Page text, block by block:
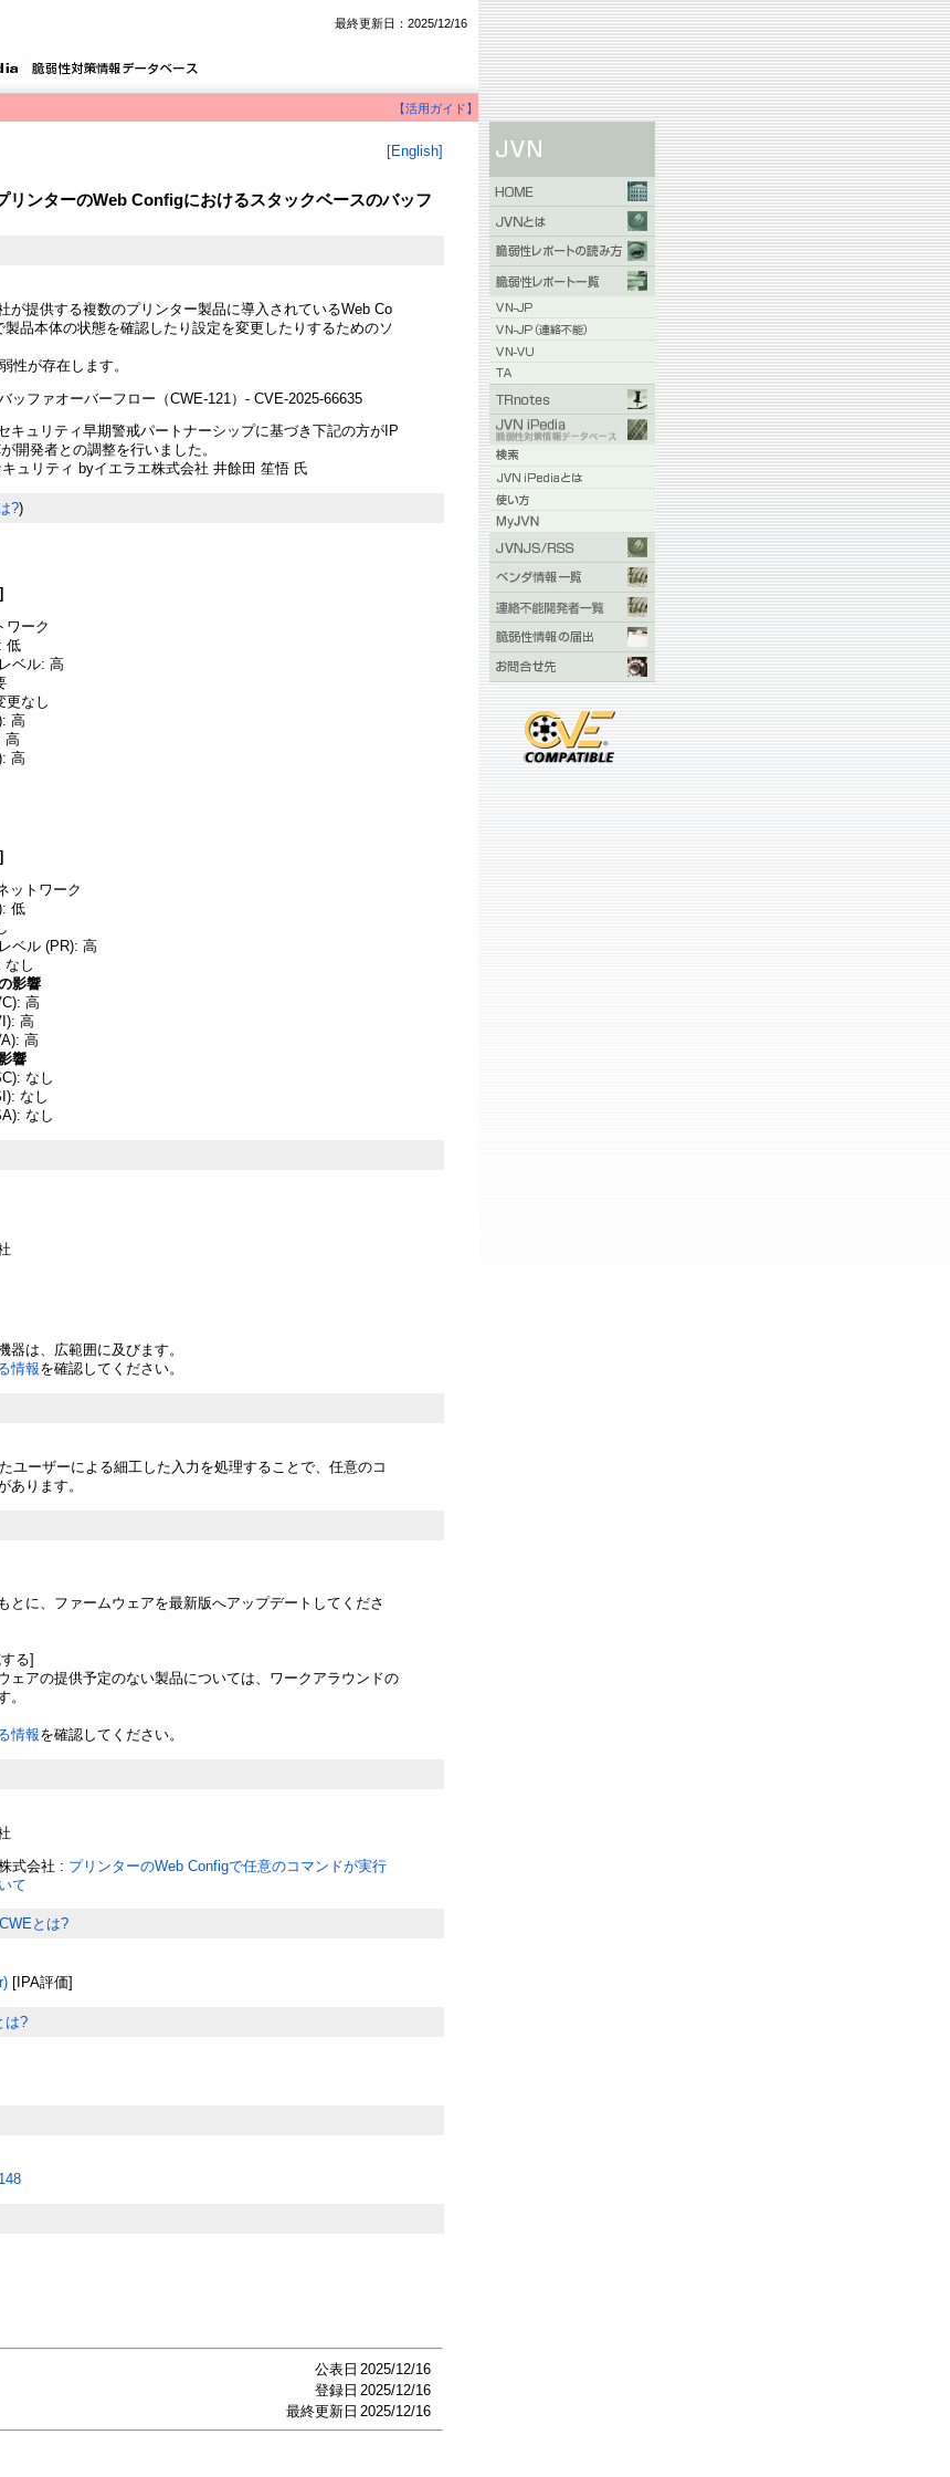
最終更新日：2025/12/16
【活用ガイド】
[English]
リンターのWeb Configにおけるスタックベースのバッフ
が提供する複数のプリンター製品に導入されているWeb Co
品本体の状態を確認したり設定を変更したりするためのソ
性が存在します。
ッファオーバーフロー（CWE-121）- CVE-2025-66635
キュリティ早期警戒パートナーシップに基づき下記の方がIP
開発者との調整を行いました。
ュリティ byイエラエ株式会社 井餘田 笙悟 氏
?)
ワーク
低
ベル: 高
更なし
高
高
高
ットワーク
低
ベル (PR): 高
なし
影響
高
高
高
響
なし
なし
なし
器は、広範囲に及びます。
情報を確認してください。
ユーザーによる細工した入力を処理することで、任意のコ
あります。
とに、ファームウェアを最新版へアップデートしてくださ
る]
ェアの提供予定のない製品については、ワークアラウンドの
。
情報を確認してください。
式会社 : プリンターのWeb Configで任意のコマンドが実行
て
CWEとは?
[IPA評価]
は?
公表日 2025/12/16
登録日 2025/12/16
最終更新日 2025/12/16